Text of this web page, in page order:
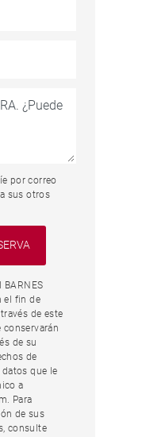
por correo
sus otros
BARNES
el fin de
de este
de su
de
que le
a
Para
de sus
consulte